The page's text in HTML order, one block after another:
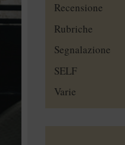
Recensione
Rubriche
Segnalazione
SELF
Varie